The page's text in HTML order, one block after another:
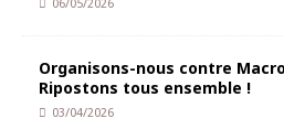
06/05/2026
Organisons-nous contre
Ripostons tous ensemble !
03/04/2026